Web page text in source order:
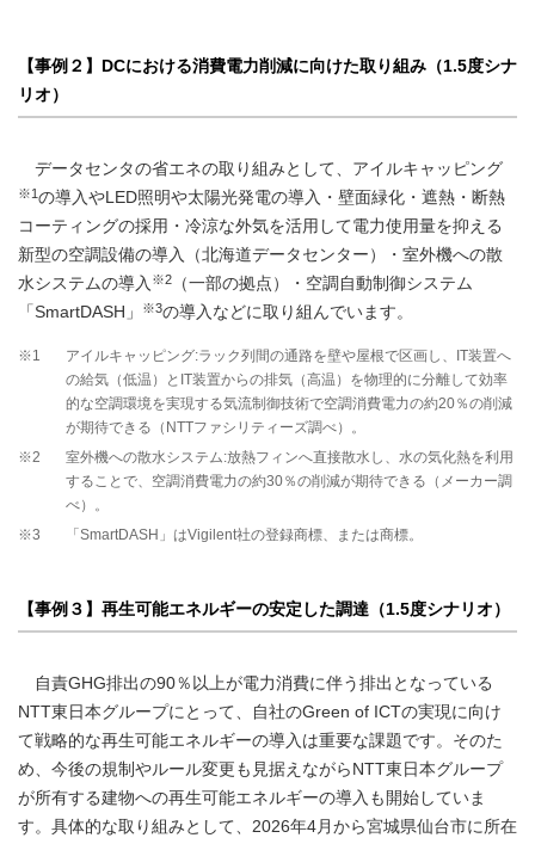
【事例２】DCにおける消費電力削減に向けた取り組み（1.5度シナ
リオ）
データセンタの省エネの取り組みとして、アイルキャッピング
※1の導入やLED照明や太陽光発電の導入・壁面緑化・遮熱・断熱
コーティングの採用・冷涼な外気を活用して電力使用量を抑える
新型の空調設備の導入（北海道データセンター）・室外機への散
水システムの導入 ※2
（一部の拠点）・空調自動制御システム
「SmartDASH」
※3の導入などに取り組んでいます。
※1
アイルキャッピング:ラック列間の通路を壁や屋根で区画し、IT装置へ
の給気（低温）とIT装置からの排気（高温）を物理的に分離して効率
的な空調環境を実現する気流制御技術で空調消費電力の約20％の削減
が期待できる（NTTファシリティーズ調べ）。
※2
室外機への散水システム:放熱フィンへ直接散水し、水の気化熱を利用
することで、空調消費電力の約30％の削減が期待できる（メーカー調
べ）。
※3
「SmartDASH」はVigilent社の登録商標、または商標。
【事例３】再生可能エネルギーの安定した調達（1.5度シナリオ）
自責GHG排出の90％以上が電力消費に伴う排出となっている
NTT東日本グループにとって、自社のGreen of ICTの実現に向け
て戦略的な再生可能エネルギーの導入は重要な課題です。そのた
め、今後の規制やルール変更も見据えながらNTT東日本グループ
が所有する建物への再生可能エネルギーの導入も開始していま
す。具体的な取り組みとして、2026年4月から宮城県仙台市に所在